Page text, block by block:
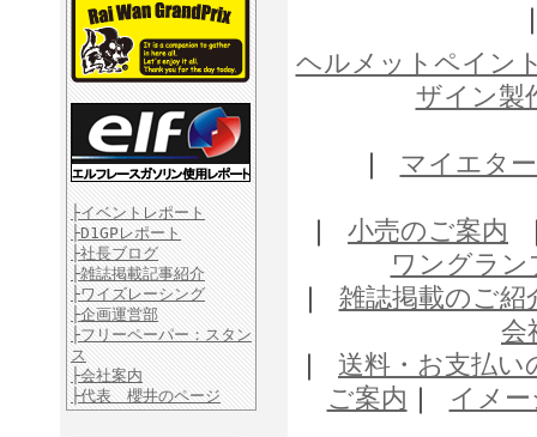
├イベントレポート
├D1GPレポート
├社長ブログ
├雑誌掲載記事紹介
├ワイズレーシング
├企画運営部
├フリーペーパー：スタン
ス
├会社案内
├代表 櫻井のページ
ヘルメットペイン
ザイン製
｜ マイエタ
｜ 小売のご案内
ワングラン
｜ 雑誌掲載のご紹
会
｜ 送料・お支払い
ご案内 ｜ イメ